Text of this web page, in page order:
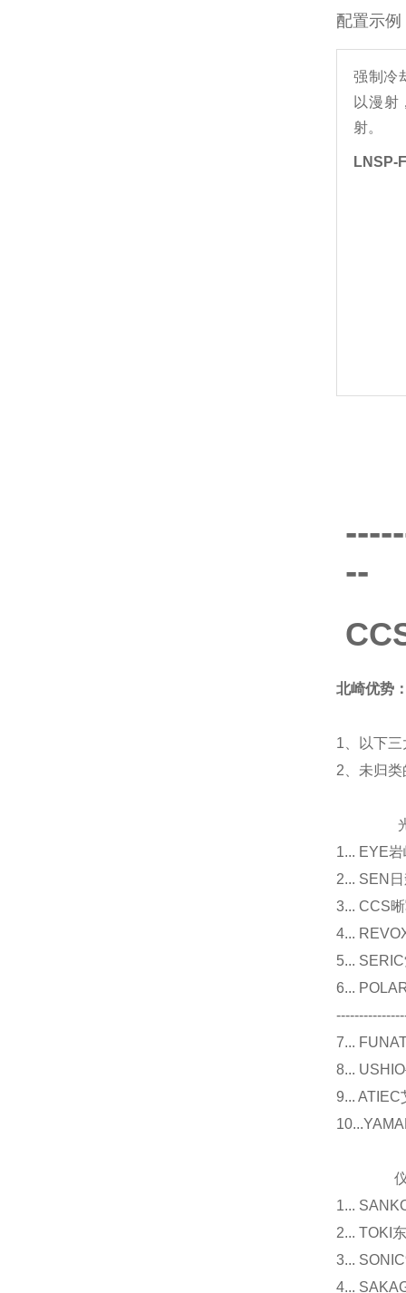
配置示例
强制冷
以漫射
射。
LNSP-
--
北崎优势
1、以下
2、未归
光源
1... EYE
2... SEN
3... CCS
4...
5...
6...
7...
8...
9...
仪器
1...
2... TOKI
3...
4...